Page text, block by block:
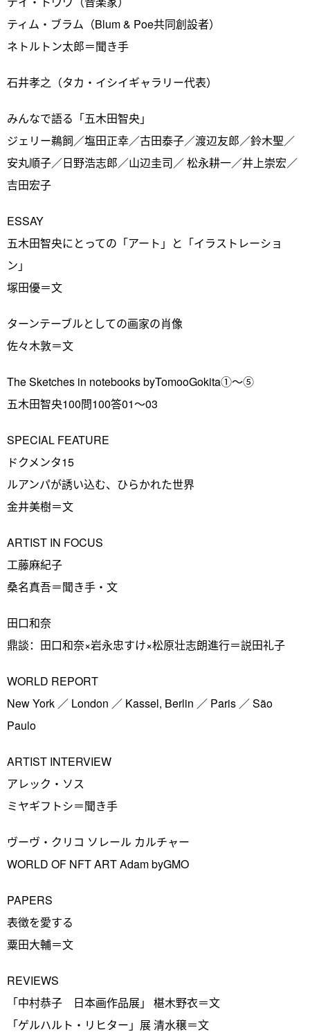
ティム・ブラム（Blum & Poe共同創設者）
ネトルトン太郎＝聞き手
石井孝之（タカ・イシイギャラリー代表）
みんなで語る「五木田智央」
ジェリー鵜飼／塩田正幸／古田泰子／渡辺友郎／鈴木聖／
安丸順子／日野浩志郎／山辺圭司／ 松永耕一／井上崇宏／
吉田宏子
ESSAY
五木田智央にとっての「アート」と「イラストレーショ
ン」
塚田優＝文
ターンテーブルとしての画家の肖像
佐々木敦＝文
The Sketches in notebooks byTomooGokita①～⑤
五木田智央100問100答01～03
SPECIAL FEATURE
ドクメンタ15
ルアンパが誘い込む、ひらかれた世界
金井美樹＝文
ARTIST IN FOCUS
工藤麻紀子
桑名真吾＝聞き手・文
田口和奈
鼎談：田口和奈×岩永忠すけ×松原壮志朗進行＝説田礼子
WORLD REPORT
New York ／ London ／ Kassel, Berlin ／ Paris ／ São
Paulo
ARTIST INTERVIEW
アレック・ソス
ミヤギフトシ＝聞き手
ヴーヴ・クリコ ソレール カルチャー
WORLD OF NFT ART Adam byGMO
PAPERS
表徴を愛する
粟田大輔＝文
REVIEWS
「中村恭子 日本画作品展」 椹木野衣＝文
「ゲルハルト・リヒター」展 清水穣＝文